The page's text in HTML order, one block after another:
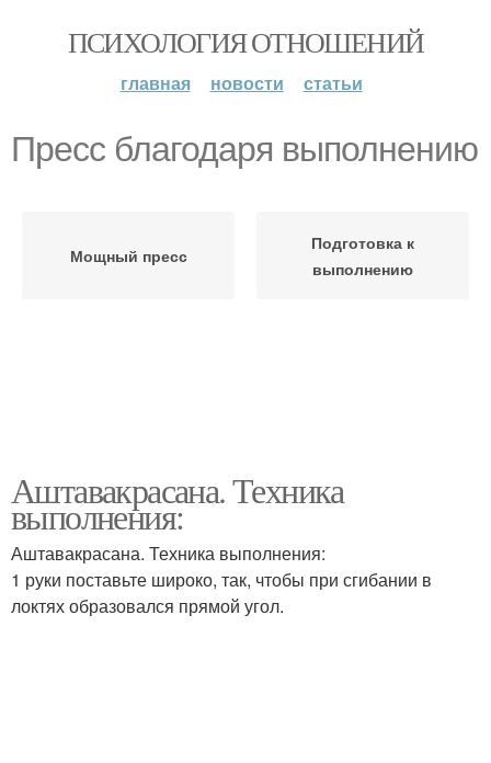
ПСИХОЛОГИЯ ОТНОШЕНИЙ
главная новости статьи
Пресс благодаря выполнению
Мощный пресс
Подготовка к
выполнению
Аштавакрасана. Техника
выполнения:
Аштавакрасана. Техника выполнения:
1 руки поставьте широко, так, чтобы при сгибании в
локтях образовался прямой угол.